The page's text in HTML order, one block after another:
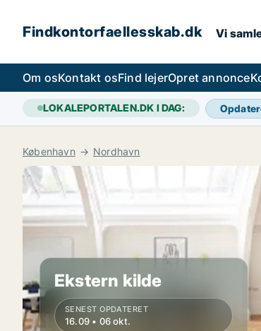
Findkontorfaellesskab.dk Vi
Om osKontakt osFind lejerOpret annonce
LOKALEPORTALEN.DK I DAG:
København Nordhavn
Ekstern kilde
SENEST OPDATERET
16.09 • 06 okt.